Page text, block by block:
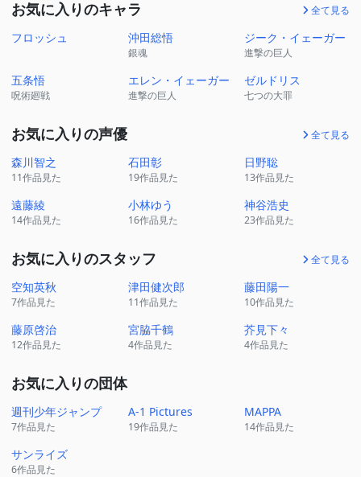
お気に入りのキャラ 全て見る
フロッシュ 沖田総悟
銀魂
ジーク・イェーガー
進撃の巨人
五条悟
呪術廻戦
エレン・イェーガー
進撃の巨人
ゼルドリス
七つの大罪
お気に入りの声優 全て見る
森川智之
11作品見た
石田彰
19作品見た
日野聡
13作品見た
遠藤綾
14作品見た
小林ゆう
16作品見た
神谷浩史
23作品見た
お気に入りのスタッフ 全て見る
空知英秋
7作品見た
津田健次郎
11作品見た
藤田陽一
10作品見た
藤原啓治
12作品見た
宮脇千鶴
4作品見た
芥見下々
4作品見た
お気に入りの団体
週刊少年ジャンプ
7作品見た
A-1 Pictures
19作品見た
MAPPA
14作品見た
サンライズ
6作品見た